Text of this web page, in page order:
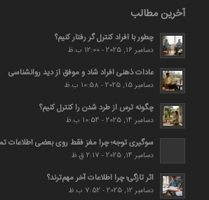
آخرین مطالب
چطور با افراد کنترل گر رفتار کنیم؟
دسامبر 16, 2025 - 12:00 ب.ظ
عادات ذهنی افراد شاد و موفق از دید روانشناسی
دسامبر 15, 2025 - 10:58 ب.ظ
چگونه ترس از طرد شدن را کنترل کنیم؟
دسامبر 14, 2025 - 10:54 ب.ظ
سوگیری توجه؛ چرا مغز فقط روی بعضی اطلاعات
دسامبر 14, 2025 - 2:17 ق.ظ
اثر تازگی؛ چرا اطلاعات آخر مهم‌ترند؟
دسامبر 12, 2025 - 7:52 ب.ظ